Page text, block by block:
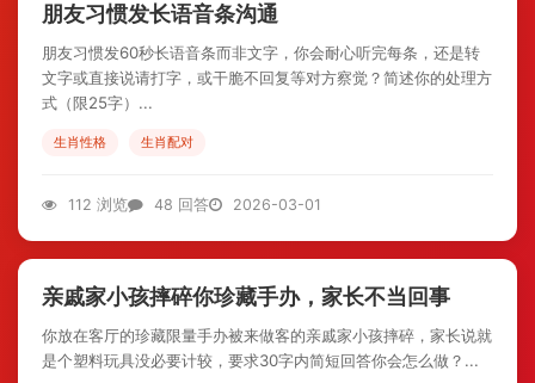
朋友习惯发长语音条沟通
朋友习惯发60秒长语音条而非文字，你会耐心听完每条，还是转
文字或直接说请打字，或干脆不回复等对方察觉？简述你的处理方
式（限25字）...
生肖性格 生肖配对
112 浏览 48 回答 2026-03-01
亲戚家小孩摔碎你珍藏手办，家长不当回事
你放在客厅的珍藏限量手办被来做客的亲戚家小孩摔碎，家长说就
是个塑料玩具没必要计较，要求30字内简短回答你会怎么做？...